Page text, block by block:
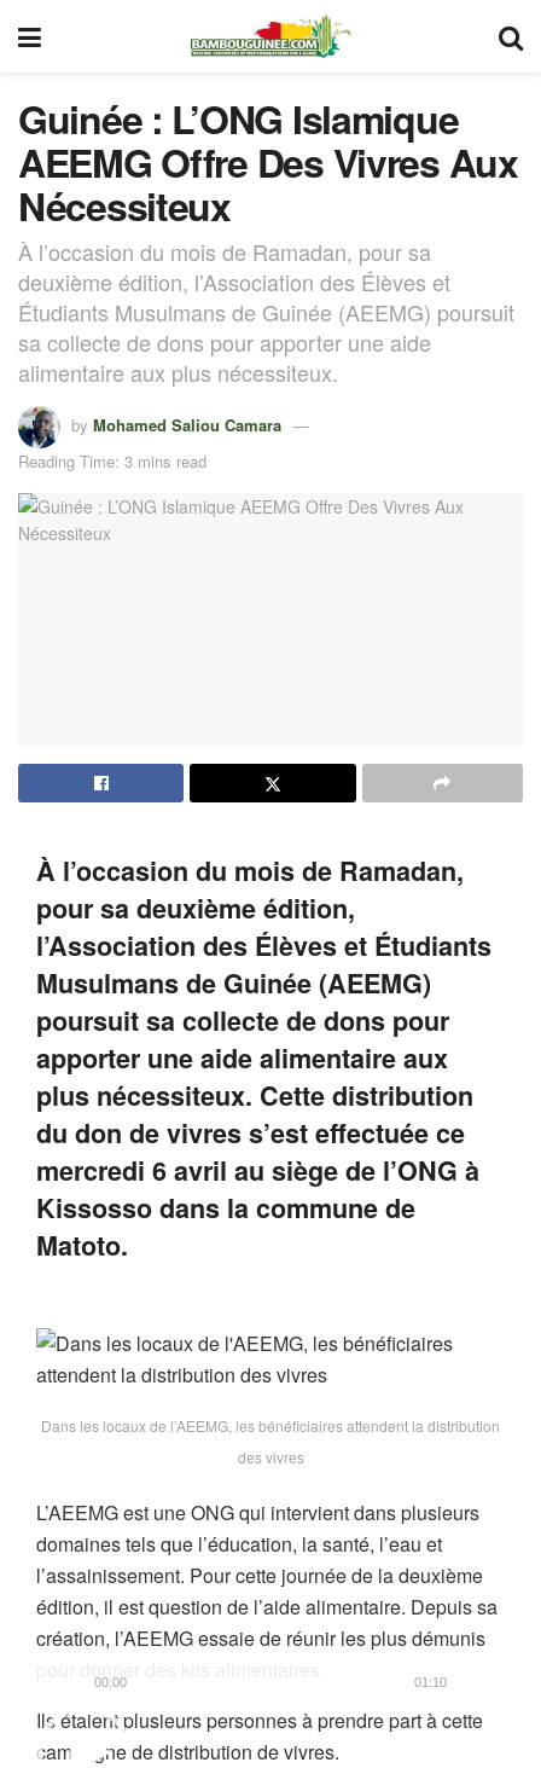
Guinée : L’ONG Islamique
AEEMG Offre Des Vivres Aux
Nécessiteux
À l’occasion du mois de Ramadan, pour sa
deuxième édition, l’Association des Élèves et
Étudiants Musulmans de Guinée (AEEMG) poursuit
sa collecte de dons pour apporter une aide
alimentaire aux plus nécessiteux.
by Mohamed Saliou Camara
Reading Time: 3 mins read
À l’occasion du mois de Ramadan,
pour sa deuxième édition,
l’Association des Élèves et Étudiants
Musulmans de Guinée (AEEMG)
poursuit sa collecte de dons pour
apporter une aide alimentaire aux
plus nécessiteux. Cette distribution
du don de vivres s’est effectuée ce
mercredi 6 avril au siège de l’ONG à
Kissosso dans la commune de
Matoto.
Dans les locaux de l’AEEMG, les bénéficiaires attendent la distribution
des vivres
L’AEEMG est une ONG qui intervient dans plusieurs
domaines tels que l’éducation, la santé, l’eau et
l’assainissement. Pour cette journée de la deuxième
édition, il est question de l’aide alimentaire. Depuis sa
création, l’AEEMG essaie de réunir les plus démunis
Lecteur
vidéo
00:00 01:10
Ils étaient plusieurs personnes à prendre part à cette
campagne de distribution de vivres.